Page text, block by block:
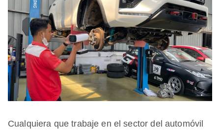
Cualquiera que trabaje en el sector del automóvil